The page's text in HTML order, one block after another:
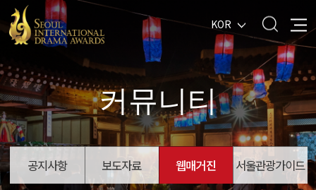
KOR
커뮤니티
공지사항 보도자료 웹매거진 서울관광가이드